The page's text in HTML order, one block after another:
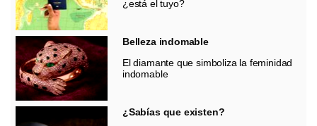
¿está el tuyo?
Belleza indomable
El diamante que simboliza la feminidad
indomable
¿Sabías que existen?